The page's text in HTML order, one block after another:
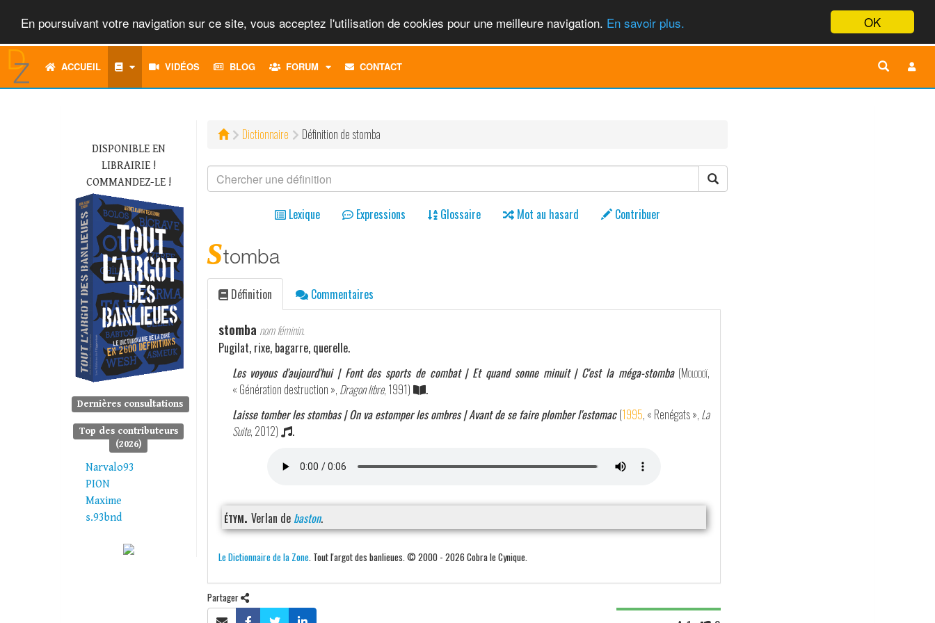
OK
En poursuivant votre navigation sur ce site, vous acceptez l'utilisation de cookies pour une meilleure navigation. En savoir plus.
ACCUEIL VIDÉOS BLOG FORUM
TOGGLECONTACT
DISPONIBLE EN
LIBRAIRIE !
COMMANDEZ-LE !
Dernières consultations
Top des contributeurs
(2026)
Narvalo93
PION
Maxime
s.93bnd
Dictionnaire Définition de stomba
Lexique Expressions Glossaire Mot au hasard Contribuer
stomba
Définition Commentaires
stomba nom féminin.
Pugilat, rixe, bagarre, querelle.
Les voyous d'aujourd'hui | Font des sports de combat | Et quand sonne minuit | C'est la méga-stomba (Molodoï,
« Génération destruction », Dragon libre, 1991)
.
Laisse tomber les stombas | On va estomper les ombres | Avant de se faire plomber l'estomac (1995, « Renégats », La
Suite, 2012) .
étym. Verlan de baston.
Le Dictionnaire de la Zone. Tout l'argot des banlieues. © 2000 - 2026 Cobra le Cynique.
Partager